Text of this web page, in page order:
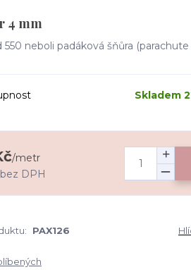
4 mm
550 neboli padáková šňůra (parachute
Skladem
/metr
bez DPH
PAX126